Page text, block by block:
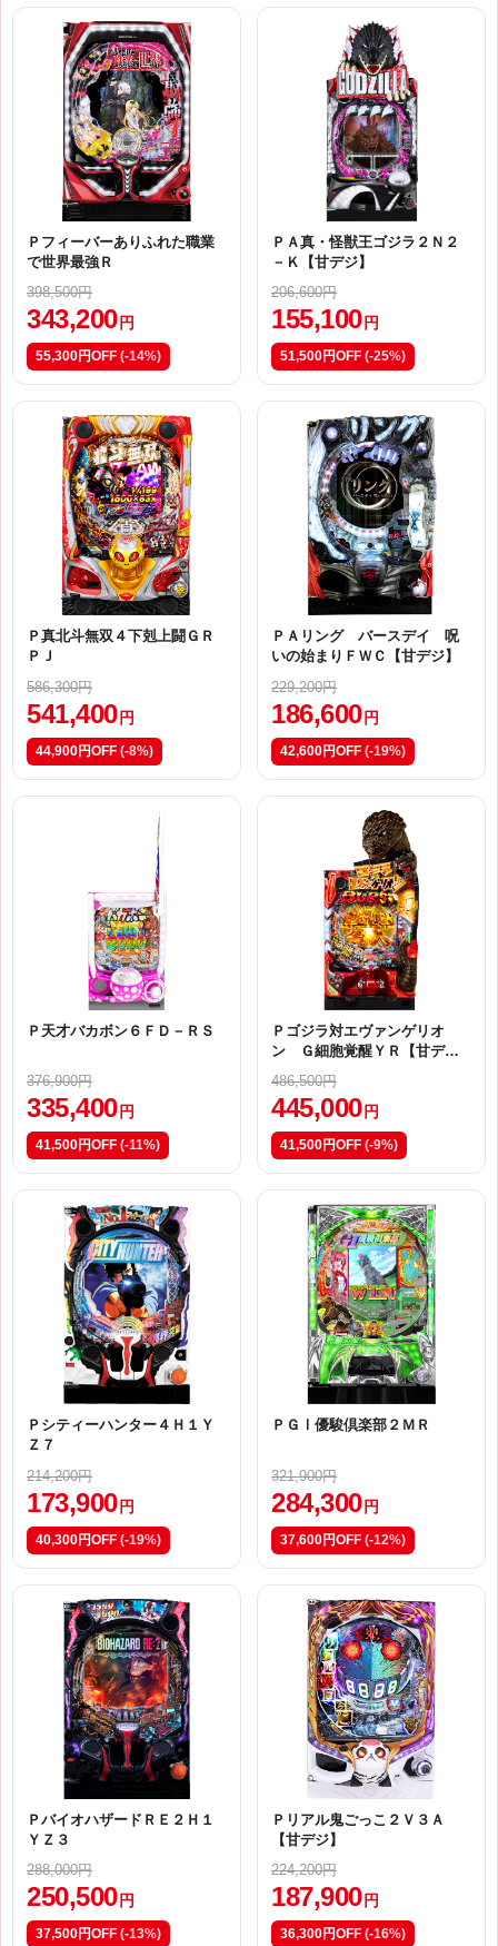
Ｐフィーバーありふれた職業
で世界最強Ｒ
398,500円
343,200 円
55,300円OFF (-14%)
ＰＡ真・怪獣王ゴジラ２Ｎ２
－Ｋ【甘デジ】
206,600円
155,100 円
51,500円OFF (-25%)
Ｐ真北斗無双４下剋上闘ＧＲ
ＰＪ
586,300円
541,400 円
44,900円OFF (-8%)
ＰＡリング バースデイ 呪
いの始まりＦＷＣ【甘デジ】
229,200円
186,600 円
42,600円OFF (-19%)
Ｐ天才バカボン６ＦＤ－ＲＳ
376,900円
335,400 円
41,500円OFF (-11%)
Ｐゴジラ対エヴァンゲリオ
ン Ｇ細胞覚醒ＹＲ【甘デ
486,500円
445,000 円
41,500円OFF (-9%)
Ｐシティーハンター４Ｈ１Ｙ
Ｚ７
214,200円
173,900円
40,300円OFF (-19%)
ＰＧⅠ優駿倶楽部２ＭＲ
321,900円
284,300円
37,600円OFF (-12%)
ＰバイオハザードＲＥ２Ｈ１
ＹＺ３
288,000円
250,500 円
37,500円OFF (-13%)
Ｐリアル鬼ごっこ２Ｖ３Ａ
【甘デジ】
224,200円
187,900 円
36,300円OFF (-16%)